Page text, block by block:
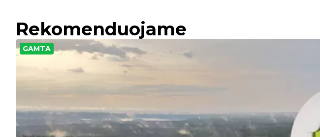
Rekomenduojame
GAMTA